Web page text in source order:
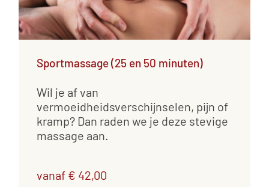
Sportmassage (25 en 50 minuten)
Wil je af van
vermoeidheidsverschijnselen, pijn of
kramp? Dan raden we je deze stevige
massage aan.
vanaf € 42,00